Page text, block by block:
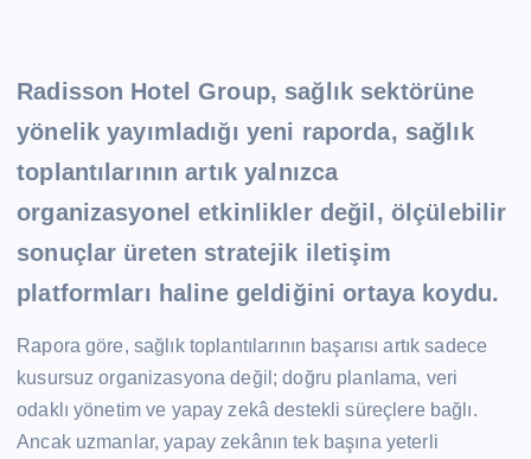
Radisson Hotel Group, sağlık sektörüne
yönelik yayımladığı yeni raporda, sağlık
toplantılarının artık yalnızca
organizasyonel etkinlikler değil, ölçülebilir
sonuçlar üreten stratejik iletişim
platformları haline geldiğini ortaya koydu.
Rapora göre, sağlık toplantılarının başarısı artık sadece
kusursuz organizasyona değil; doğru planlama, veri
odaklı yönetim ve yapay zekâ destekli süreçlere bağlı.
Ancak uzmanlar, yapay zekânın tek başına yeterli